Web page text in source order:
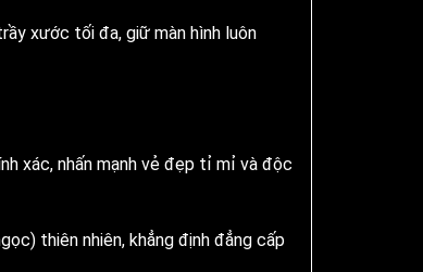
xước tối đa, giữ màn hình luôn
xác, nhấn mạnh vẻ đẹp tỉ mỉ và độc
thiên nhiên, khẳng định đẳng cấp